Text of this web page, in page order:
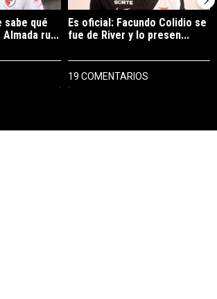
sabe qué
ru...
Es oficial: Facundo Colidio se
fue de River y lo presen...
19 COMENTARIOS